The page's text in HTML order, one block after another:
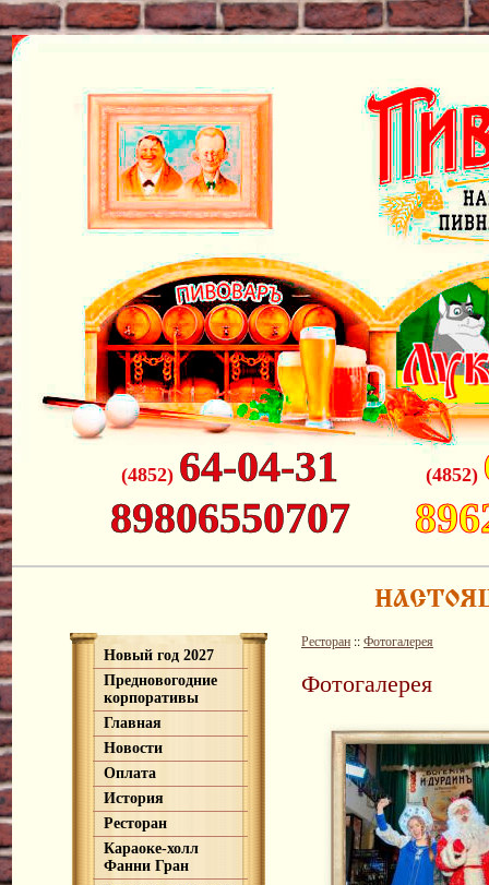
(4852) 64-04-31
89806550707
(4852)
Новый год 2027
Предновогодние
корпоративы
Главная
Новости
Оплата
История
Ресторан
Караоке-холл
Фанни Гран
Ресторан ::Фотогалерея
Фотогалерея